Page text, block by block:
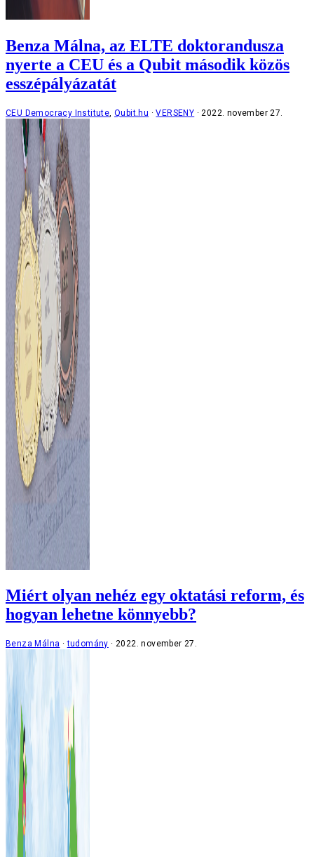
Benza Málna, az ELTE doktorandusza
nyerte a CEU és a Qubit második közös
esszépályázatát
CEU Democracy Institute Qubit.hu VERSENY 2022. november 27.
Miért olyan nehéz egy oktatási reform, és
hogyan lehetne könnyebb?
Benza Málna tudomány 2022. november 27.